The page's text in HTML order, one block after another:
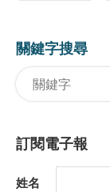
關鍵字搜尋
訂閱電子報
姓名